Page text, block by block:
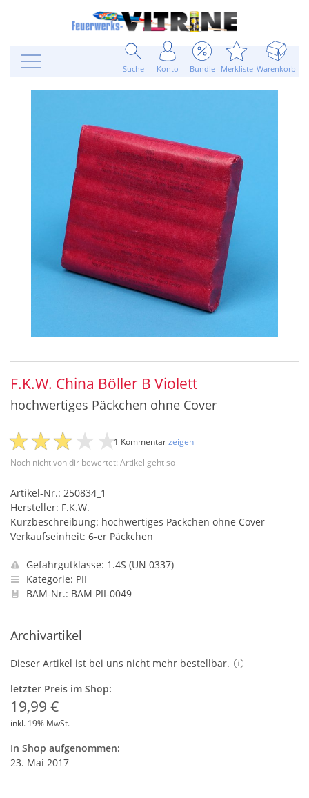
Suche Konto Bundle Merkliste Warenkorb
F.K.W. China Böller B Violett
hochwertiges Päckchen ohne Cover
Noch nicht von dir bewertet: Artikel geht so
1 Kommentarzeigen
Artikel-Nr.: 250834_1
Hersteller: F.K.W.
Kurzbeschreibung: hochwertiges Päckchen ohne Cover
Verkaufseinheit: 6-er Päckchen
Gefahrgutklasse: 1.4S (UN 0337)
Kategorie: PII
BAM-Nr.: BAM PII-0049
Archivartikel
Dieser Artikel ist bei uns nicht mehr bestellbar.
letzter Preis im Shop:
19,99 €
inkl. 19% MwSt.
In Shop aufgenommen:
23. Mai 2017